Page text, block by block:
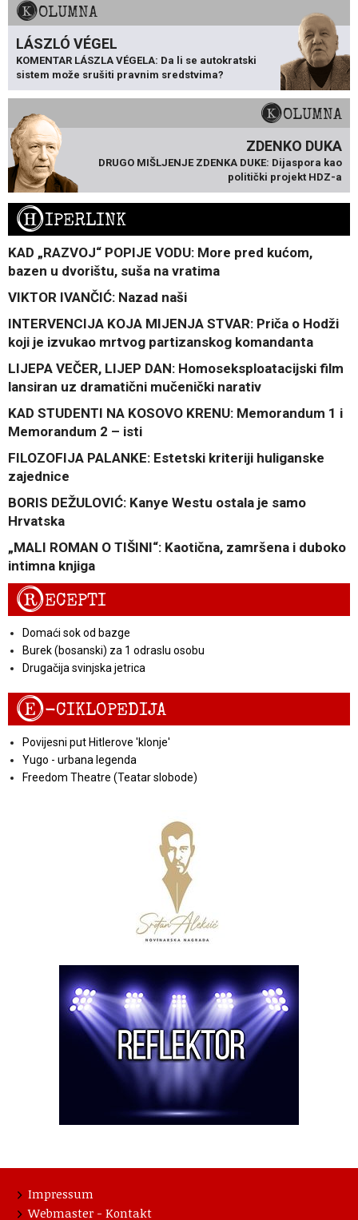
KOLUMNA
LÁSZLÓ VÉGEL
KOMENTAR LÁSZLA VÉGELA: Da li se autokratski
sistem može srušiti pravnim sredstvima?
KOLUMNA
ZDENKO DUKA
DRUGO MIŠLJENJE ZDENKA DUKE: Dijaspora kao
politički projekt HDZ-a
HIPERLINK
KAD „RAZVOJ“ POPIJE VODU: More pred kućom,
bazen u dvorištu, suša na vratima
VIKTOR IVANČIĆ: Nazad naši
INTERVENCIJA KOJA MIJENJA STVAR: Priča o Hodži
koji je izvukao mrtvog partizanskog komandanta
LIJEPA VEČER, LIJEP DAN: Homoseksploatacijski film
lansiran uz dramatični mučenički narativ
KAD STUDENTI NA KOSOVO KRENU: Memorandum 1 i
Memorandum 2 – isti
FILOZOFIJA PALANKE: Estetski kriteriji huliganske
zajednice
BORIS DEŽULOVIĆ: Kanye Westu ostala je samo
Hrvatska
„MALI ROMAN O TIŠINI“: Kaotična, zamršena i duboko
intimna knjiga
RECEPTI
Domaći sok od bazge
Burek (bosanski) za 1 odraslu osobu
Drugačija svinjska jetrica
E-CIKLOPEDIJA
Povijesni put Hitlerove 'klonje'
Yugo - urbana legenda
Freedom Theatre (Teatar slobode)
Impressum
Webmaster - Kontakt